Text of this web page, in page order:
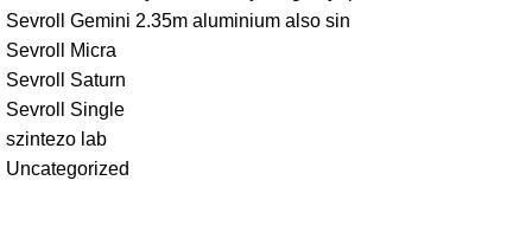
Sevroll Gemini 2.35m aluminium also sin
Sevroll Micra
Sevroll Saturn
Sevroll Single
szintezo lab
Uncategorized